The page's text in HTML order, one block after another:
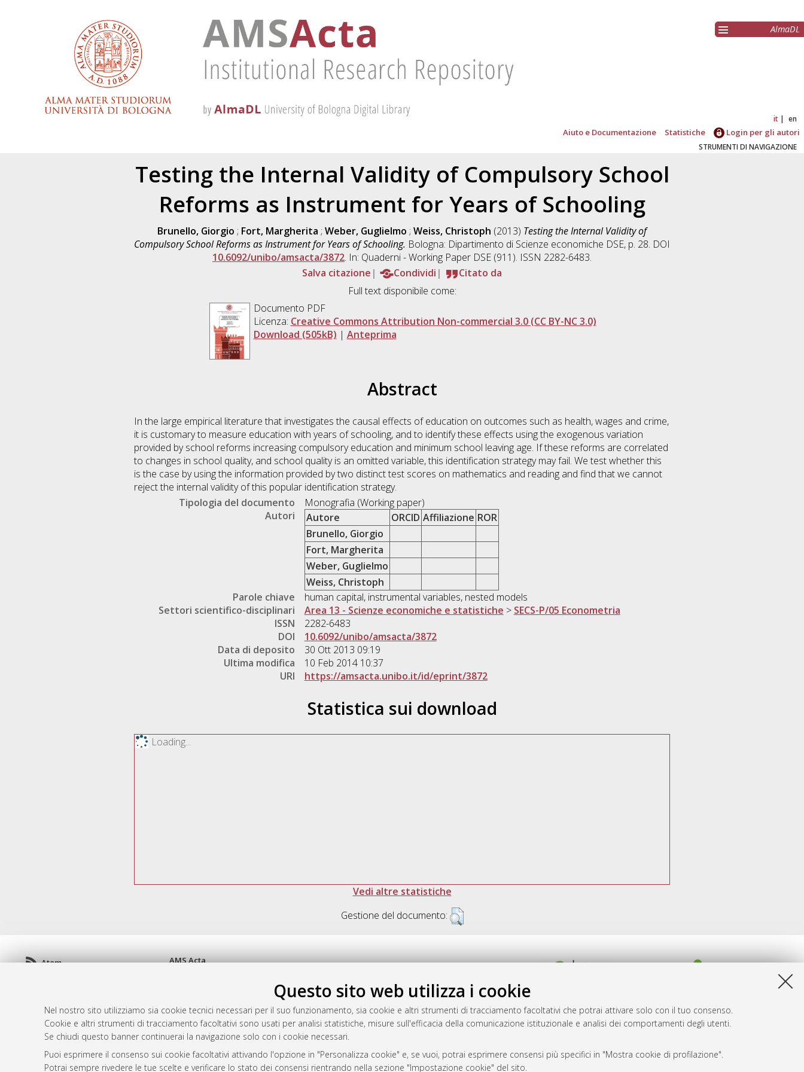
Questo sito web utilizza i cookie
Nel nostro sito utilizziamo sia cookie tecnici necessari per il suo funzionamento, sia cookie e altri strumenti di tracciamento facoltativi che potrai attivare solo con il tuo consenso.
Cookie e altri strumenti di tracciamento facoltativi sono usati per analisi statistiche, misure sull'efficacia della comunicazione istituzionale e analisi dei comportamenti degli utenti.
Se chiudi questo banner continuerai la navigazione solo con i cookie necessari.
Puoi esprimere il consenso sui cookie facoltativi attivando l'opzione in "Personalizza cookie" e, se vuoi, potrai esprimere consensi più specifici in "Mostra cookie di profilazione".
Potrai sempre rivedere le tue scelte e verificare lo stato dei consensi rientrando nella sezione "Impostazione cookie" del sito.
AlmaDL
it en
Aiuto e Documentazione Statistiche Login per gli autori
STRUMENTI DI NAVIGAZIONE
Testing the Internal Validity of Compulsory School
Reforms as Instrument for Years of Schooling
Brunello, Giorgio ; Fort, Margherita ; Weber, Guglielmo ; Weiss, Christoph (2013) Testing the Internal Validity of
Compulsory School Reforms as Instrument for Years of Schooling. Bologna: Dipartimento di Scienze economiche DSE, p. 28. DOI
10.6092/unibo/amsacta/3872. In: Quaderni - Working Paper DSE (911). ISSN 2282-6483.
Salva citazione
Condividi
Citato da
Full text disponibile come:
Documento PDF
Licenza: Creative Commons Attribution Non-commercial 3.0 (CC BY-NC 3.0)
Download (505kB) | Anteprima
Abstract
In the large empirical literature that investigates the causal effects of education on outcomes such as health, wages and crime,
it is customary to measure education with years of schooling, and to identify these effects using the exogenous variation
provided by school reforms increasing compulsory education and minimum school leaving age. If these reforms are correlated
to changes in school quality, and school quality is an omitted variable, this identification strategy may fail. We test whether this
is the case by using the information provided by two distinct test scores on mathematics and reading and find that we cannot
reject the internal validity of this popular identification strategy.
Tipologia del documento
Monografia (Working paper)
Autori
Autore ORCID Affiliazione ROR
Brunello, Giorgio
Fort, Margherita
Weber, Guglielmo
Weiss, Christoph
Parole chiave
human capital, instrumental variables, nested models
Settori scientifico-disciplinari
Area 13 - Scienze economiche e statistiche > SECS-P/05 Econometria
ISSN
2282-6483
DOI
10.6092/unibo/amsacta/3872
Data di deposito
30 Ott 2013 09:19
Ultima modifica
10 Feb 2014 10:37
URI
https://amsacta.unibo.it/id/eprint/3872
Statistica sui download
Loading...
Vedi altre statistiche
Gestione del documento:
Atom
AMS Acta
doi.org/10.17616/R3P19R
Servizio implementato e gestito da
AlmaDL
Impostazioni Cookie
Informativa sulla privacy
Condizioni d'uso del sito
Mission e policies del repository